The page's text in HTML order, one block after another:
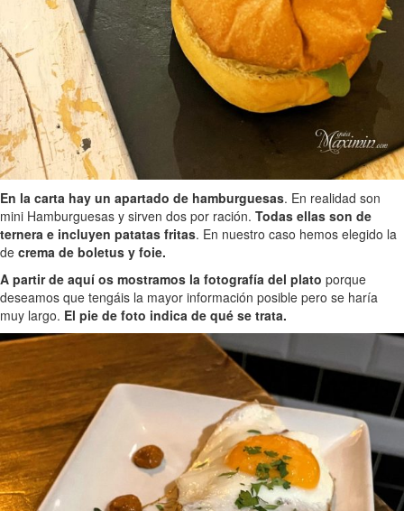
En la carta hay un apartado de hamburguesas. En realidad son
mini Hamburguesas y sirven dos por ración. Todas ellas son de
ternera e incluyen patatas fritas. En nuestro caso hemos elegido la
de crema de boletus y foie.
A partir de aquí os mostramos la fotografía del plato porque
deseamos que tengáis la mayor información posible pero se haría
muy largo. El pie de foto indica de qué se trata.